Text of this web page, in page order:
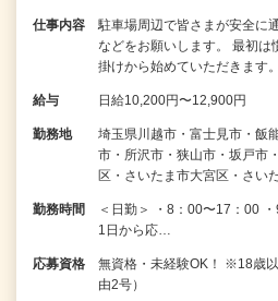
仕事内容
駐車場周辺で皆さまが安全に
などをお願いします。 最初は
掛けから始めていただきます
給与 日給10,200円〜12,900円
勤務地
埼玉県川越市・富士見市・飯
市・所沢市・狭山市・坂戸市
区・さいたま市大宮区・さい
勤務時間
＜日勤＞ ・8：00〜17：00
1日から応…
応募資格
無資格・未経験OK！ ※18歳
由2号）